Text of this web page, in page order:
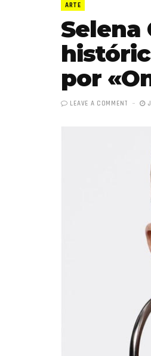
ARTE
Selena
por
LEAVE A COMMENT